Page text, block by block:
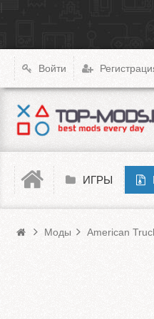
Войти
Моды
ИГРЫ
Моды American